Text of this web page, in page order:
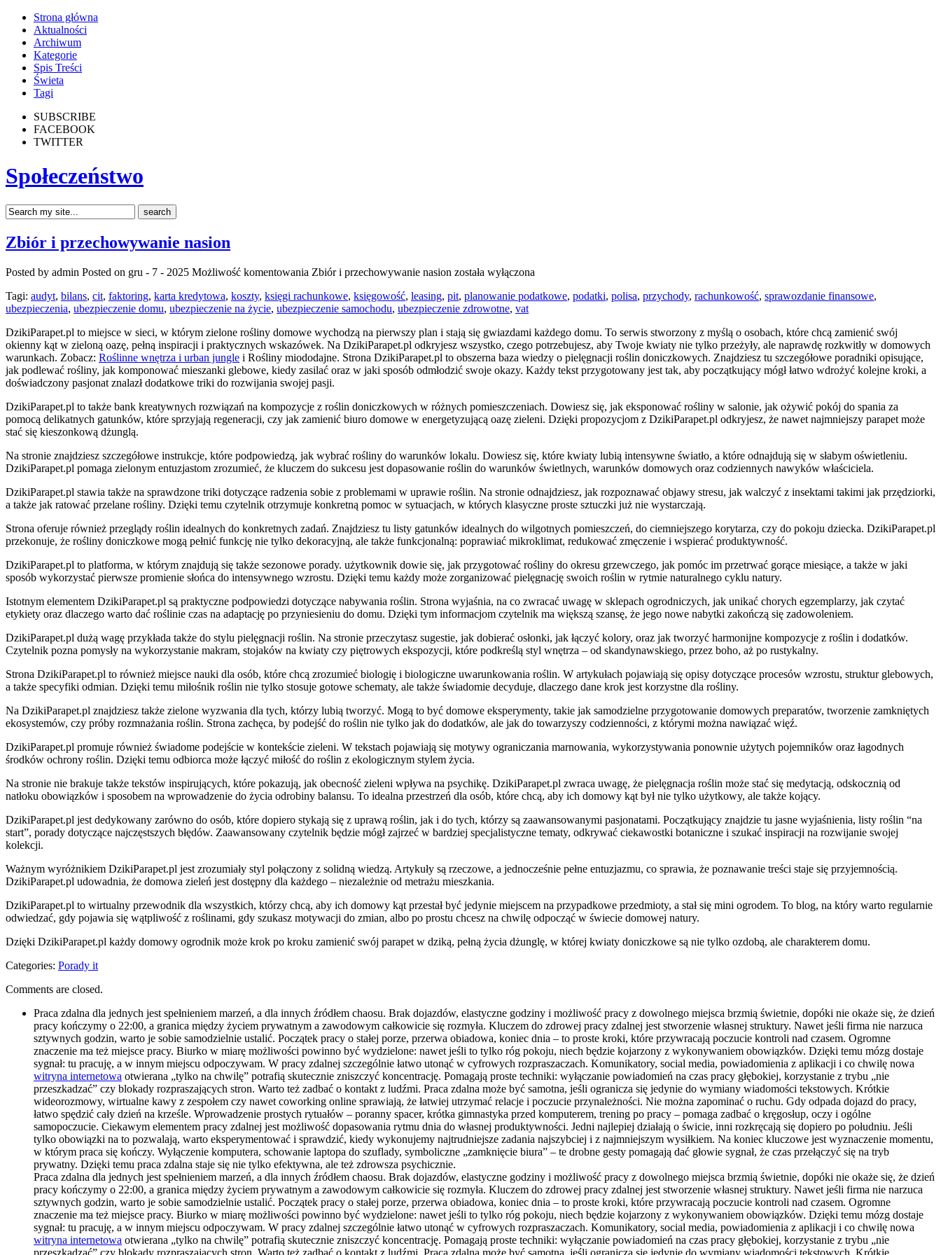
Strona główna
Aktualności
Archiwum
Kategorie
Spis Treści
Świeta
Tagi
SUBSCRIBE
FACEBOOK
TWITTER
Społeczeństwo
Zbiór i przechowywanie nasion
Posted by admin Posted on gru - 7 - 2025 Możliwość komentowania Zbiór i przechowywanie nasion została wyłączona
Tagi: audyt, bilans, cit, faktoring, karta kredytowa, koszty, księgi rachunkowe, księgowość, leasing, pit, planowanie podatkowe, podatki, polisa, przychody, rachunkowość, sprawozdanie finansowe,
ubezpieczenia, ubezpieczenie domu, ubezpieczenie na życie, ubezpieczenie samochodu, ubezpieczenie zdrowotne, vat
DzikiParapet.pl to miejsce w sieci, w którym zielone rośliny domowe wychodzą na pierwszy plan i stają się gwiazdami każdego domu. To serwis stworzony z myślą o osobach, które chcą zamienić swój
okienny kąt w zieloną oazę, pełną inspiracji i praktycznych wskazówek. Na DzikiParapet.pl odkryjesz wszystko, czego potrzebujesz, aby Twoje kwiaty nie tylko przeżyły, ale naprawdę rozkwitły w domowych
warunkach. Zobacz: Roślinne wnętrza i urban jungle i Rośliny miododajne. Strona DzikiParapet.pl to obszerna baza wiedzy o pielęgnacji roślin doniczkowych. Znajdziesz tu szczegółowe poradniki opisujące,
jak podlewać rośliny, jak komponować mieszanki glebowe, kiedy zasilać oraz w jaki sposób odmłodzić swoje okazy. Każdy tekst przygotowany jest tak, aby początkujący mógł łatwo wdrożyć kolejne kroki, a
doświadczony pasjonat znalazł dodatkowe triki do rozwijania swojej pasji.
DzikiParapet.pl to także bank kreatywnych rozwiązań na kompozycje z roślin doniczkowych w różnych pomieszczeniach. Dowiesz się, jak eksponować rośliny w salonie, jak ożywić pokój do spania za
pomocą delikatnych gatunków, które sprzyjają regeneracji, czy jak zamienić biuro domowe w energetyzującą oazę zieleni. Dzięki propozycjom z DzikiParapet.pl odkryjesz, że nawet najmniejszy parapet może
stać się kieszonkową dżunglą.
Na stronie znajdziesz szczegółowe instrukcje, które podpowiedzą, jak wybrać rośliny do warunków lokalu. Dowiesz się, które kwiaty lubią intensywne światło, a które odnajdują się w słabym oświetleniu.
DzikiParapet.pl pomaga zielonym entuzjastom zrozumieć, że kluczem do sukcesu jest dopasowanie roślin do warunków świetlnych, warunków domowych oraz codziennych nawyków właściciela.
DzikiParapet.pl stawia także na sprawdzone triki dotyczące radzenia sobie z problemami w uprawie roślin. Na stronie odnajdziesz, jak rozpoznawać objawy stresu, jak walczyć z insektami takimi jak przędziorki,
a także jak ratować przelane rośliny. Dzięki temu czytelnik otrzymuje konkretną pomoc w sytuacjach, w których klasyczne proste sztuczki już nie wystarczają.
Strona oferuje również przeglądy roślin idealnych do konkretnych zadań. Znajdziesz tu listy gatunków idealnych do wilgotnych pomieszczeń, do ciemniejszego korytarza, czy do pokoju dziecka. DzikiParapet.pl
przekonuje, że rośliny doniczkowe mogą pełnić funkcję nie tylko dekoracyjną, ale także funkcjonalną: poprawiać mikroklimat, redukować zmęczenie i wspierać produktywność.
DzikiParapet.pl to platforma, w którym znajdują się także sezonowe porady. użytkownik dowie się, jak przygotować rośliny do okresu grzewczego, jak pomóc im przetrwać gorące miesiące, a także w jaki
sposób wykorzystać pierwsze promienie słońca do intensywnego wzrostu. Dzięki temu każdy może zorganizować pielęgnację swoich roślin w rytmie naturalnego cyklu natury.
Istotnym elementem DzikiParapet.pl są praktyczne podpowiedzi dotyczące nabywania roślin. Strona wyjaśnia, na co zwracać uwagę w sklepach ogrodniczych, jak unikać chorych egzemplarzy, jak czytać
etykiety oraz dlaczego warto dać roślinie czas na adaptację po przyniesieniu do domu. Dzięki tym informacjom czytelnik ma większą szansę, że jego nowe nabytki zakończą się zadowoleniem.
DzikiParapet.pl dużą wagę przykłada także do stylu pielęgnacji roślin. Na stronie przeczytasz sugestie, jak dobierać osłonki, jak łączyć kolory, oraz jak tworzyć harmonijne kompozycje z roślin i dodatków.
Czytelnik pozna pomysły na wykorzystanie makram, stojaków na kwiaty czy piętrowych ekspozycji, które podkreślą styl wnętrza – od skandynawskiego, przez boho, aż po rustykalny.
Strona DzikiParapet.pl to również miejsce nauki dla osób, które chcą zrozumieć biologię i biologiczne uwarunkowania roślin. W artykułach pojawiają się opisy dotyczące procesów wzrostu, struktur glebowych,
a także specyfiki odmian. Dzięki temu miłośnik roślin nie tylko stosuje gotowe schematy, ale także świadomie decyduje, dlaczego dane krok jest korzystne dla rośliny.
Na DzikiParapet.pl znajdziesz także zielone wyzwania dla tych, którzy lubią tworzyć. Mogą to być domowe eksperymenty, takie jak samodzielne przygotowanie domowych preparatów, tworzenie zamkniętych
ekosystemów, czy próby rozmnażania roślin. Strona zachęca, by podejść do roślin nie tylko jak do dodatków, ale jak do towarzyszy codzienności, z którymi można nawiązać więź.
DzikiParapet.pl promuje również świadome podejście w kontekście zieleni. W tekstach pojawiają się motywy ograniczania marnowania, wykorzystywania ponownie użytych pojemników oraz łagodnych
środków ochrony roślin. Dzięki temu odbiorca może łączyć miłość do roślin z ekologicznym stylem życia.
Na stronie nie brakuje także tekstów inspirujących, które pokazują, jak obecność zieleni wpływa na psychikę. DzikiParapet.pl zwraca uwagę, że pielęgnacja roślin może stać się medytacją, odskocznią od
natłoku obowiązków i sposobem na wprowadzenie do życia odrobiny balansu. To idealna przestrzeń dla osób, które chcą, aby ich domowy kąt był nie tylko użytkowy, ale także kojący.
DzikiParapet.pl jest dedykowany zarówno do osób, które dopiero stykają się z uprawą roślin, jak i do tych, którzy są zaawansowanymi pasjonatami. Początkujący znajdzie tu jasne wyjaśnienia, listy roślin “na
start”, porady dotyczące najczęstszych błędów. Zaawansowany czytelnik będzie mógł zajrzeć w bardziej specjalistyczne tematy, odkrywać ciekawostki botaniczne i szukać inspiracji na rozwijanie swojej
kolekcji.
Ważnym wyróżnikiem DzikiParapet.pl jest zrozumiały styl połączony z solidną wiedzą. Artykuły są rzeczowe, a jednocześnie pełne entuzjazmu, co sprawia, że poznawanie treści staje się przyjemnością.
DzikiParapet.pl udowadnia, że domowa zieleń jest dostępny dla każdego – niezależnie od metrażu mieszkania.
DzikiParapet.pl to wirtualny przewodnik dla wszystkich, którzy chcą, aby ich domowy kąt przestał być jedynie miejscem na przypadkowe przedmioty, a stał się mini ogrodem. To blog, na który warto regularnie
odwiedzać, gdy pojawia się wątpliwość z roślinami, gdy szukasz motywacji do zmian, albo po prostu chcesz na chwilę odpocząć w świecie domowej natury.
Dzięki DzikiParapet.pl każdy domowy ogrodnik może krok po kroku zamienić swój parapet w dziką, pełną życia dżunglę, w której kwiaty doniczkowe są nie tylko ozdobą, ale charakterem domu.
Categories: Porady it
Comments are closed.
Praca zdalna dla jednych jest spełnieniem marzeń, a dla innych źródłem chaosu. Brak dojazdów, elastyczne godziny i możliwość pracy z dowolnego miejsca brzmią świetnie, dopóki nie okaże się, że dzień
pracy kończymy o 22:00, a granica między życiem prywatnym a zawodowym całkowicie się rozmyła. Kluczem do zdrowej pracy zdalnej jest stworzenie własnej struktury. Nawet jeśli firma nie narzuca
sztywnych godzin, warto je sobie samodzielnie ustalić. Początek pracy o stałej porze, przerwa obiadowa, koniec dnia – to proste kroki, które przywracają poczucie kontroli nad czasem. Ogromne
znaczenie ma też miejsce pracy. Biurko w miarę możliwości powinno być wydzielone: nawet jeśli to tylko róg pokoju, niech będzie kojarzony z wykonywaniem obowiązków. Dzięki temu mózg dostaje
sygnał: tu pracuję, a w innym miejscu odpoczywam. W pracy zdalnej szczególnie łatwo utonąć w cyfrowych rozpraszaczach. Komunikatory, social media, powiadomienia z aplikacji i co chwilę nowa
witryna internetowa otwierana „tylko na chwilę” potrafią skutecznie zniszczyć koncentrację. Pomagają proste techniki: wyłączanie powiadomień na czas pracy głębokiej, korzystanie z trybu „nie
przeszkadzać” czy blokady rozpraszających stron. Warto też zadbać o kontakt z ludźmi. Praca zdalna może być samotna, jeśli ogranicza się jedynie do wymiany wiadomości tekstowych. Krótkie
wideorozmowy, wirtualne kawy z zespołem czy nawet coworking online sprawiają, że łatwiej utrzymać relacje i poczucie przynależności. Nie można zapominać o ruchu. Gdy odpada dojazd do pracy,
łatwo spędzić cały dzień na krześle. Wprowadzenie prostych rytuałów – poranny spacer, krótka gimnastyka przed komputerem, trening po pracy – pomaga zadbać o kręgosłup, oczy i ogólne
samopoczucie. Ciekawym elementem pracy zdalnej jest możliwość dopasowania rytmu dnia do własnej produktywności. Jedni najlepiej działają o świcie, inni rozkręcają się dopiero po południu. Jeśli
tylko obowiązki na to pozwalają, warto eksperymentować i sprawdzić, kiedy wykonujemy najtrudniejsze zadania najszybciej i z najmniejszym wysiłkiem. Na koniec kluczowe jest wyznaczenie momentu,
w którym praca się kończy. Wyłączenie komputera, schowanie laptopa do szuflady, symboliczne „zamknięcie biura” – te drobne gesty pomagają dać głowie sygnał, że czas przełączyć się na tryb
prywatny. Dzięki temu praca zdalna staje się nie tylko efektywna, ale też zdrowsza psychicznie.
Praca zdalna dla jednych jest spełnieniem marzeń, a dla innych źródłem chaosu. Brak dojazdów, elastyczne godziny i możliwość pracy z dowolnego miejsca brzmią świetnie, dopóki nie okaże się, że dzień
pracy kończymy o 22:00, a granica między życiem prywatnym a zawodowym całkowicie się rozmyła. Kluczem do zdrowej pracy zdalnej jest stworzenie własnej struktury. Nawet jeśli firma nie narzuca
sztywnych godzin, warto je sobie samodzielnie ustalić. Początek pracy o stałej porze, przerwa obiadowa, koniec dnia – to proste kroki, które przywracają poczucie kontroli nad czasem. Ogromne
znaczenie ma też miejsce pracy. Biurko w miarę możliwości powinno być wydzielone: nawet jeśli to tylko róg pokoju, niech będzie kojarzony z wykonywaniem obowiązków. Dzięki temu mózg dostaje
sygnał: tu pracuję, a w innym miejscu odpoczywam. W pracy zdalnej szczególnie łatwo utonąć w cyfrowych rozpraszaczach. Komunikatory, social media, powiadomienia z aplikacji i co chwilę nowa
witryna internetowa otwierana „tylko na chwilę” potrafią skutecznie zniszczyć koncentrację. Pomagają proste techniki: wyłączanie powiadomień na czas pracy głębokiej, korzystanie z trybu „nie
przeszkadzać” czy blokady rozpraszających stron. Warto też zadbać o kontakt z ludźmi. Praca zdalna może być samotna, jeśli ogranicza się jedynie do wymiany wiadomości tekstowych. Krótkie